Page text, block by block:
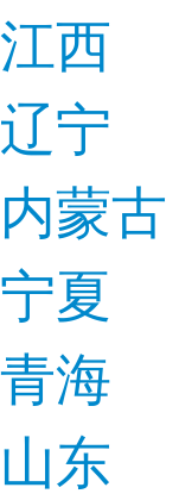
江西
辽宁
内蒙古
宁夏
青海
山东